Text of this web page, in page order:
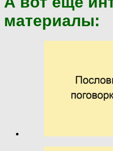
материалы: